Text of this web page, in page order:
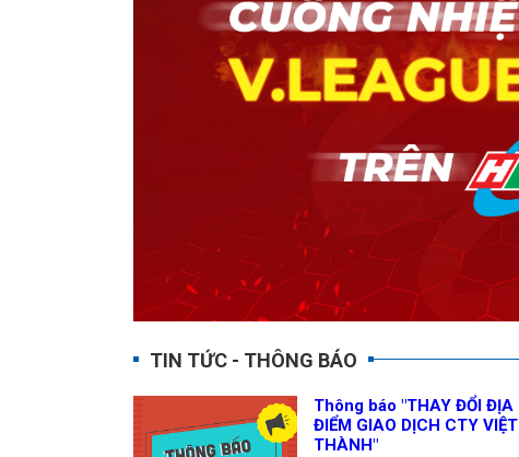
TIN TỨC - THÔNG BÁO
Thông báo "THAY ĐỔI ĐỊA
ĐIỂM GIAO DỊCH CTY VIỆT
THÀNH"